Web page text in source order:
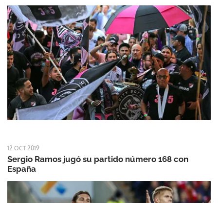
12 OCT 2019
Sergio Ramos jugó su partido número 168 con
España